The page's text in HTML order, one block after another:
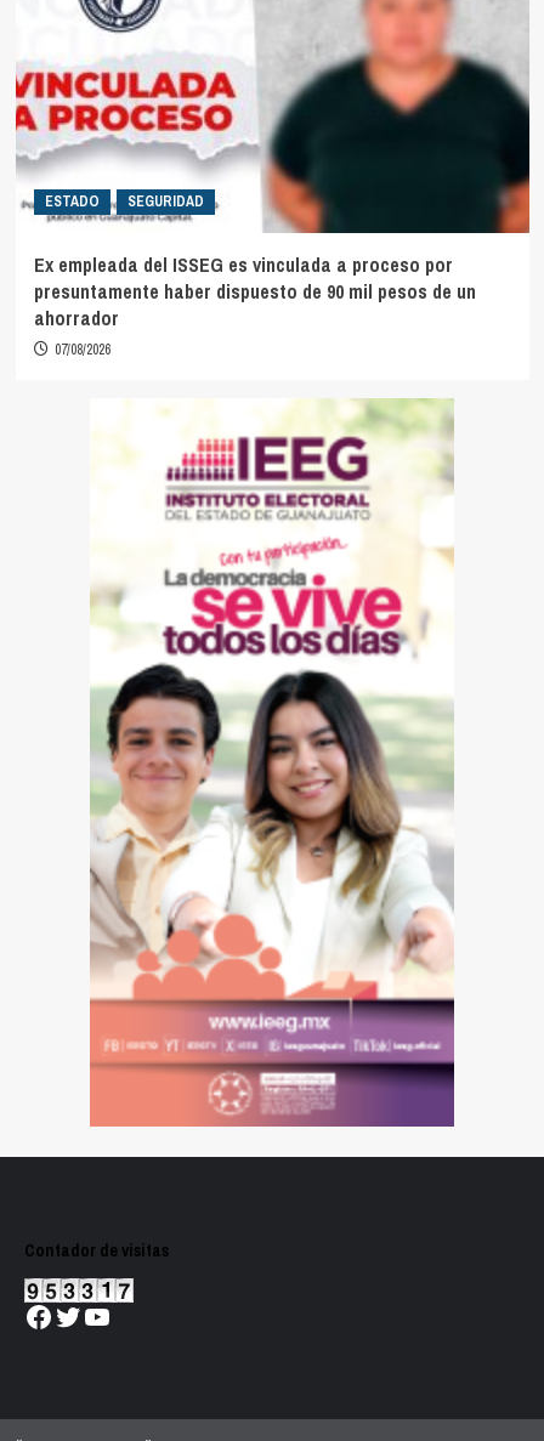
ESTADO SEGURIDAD
Ex empleada del ISSEG es vinculada a proceso por
presuntamente haber dispuesto de 90 mil pesos de un
ahorrador
07/08/2026
Contador de visitas
Facebook
Twitter
YouTube